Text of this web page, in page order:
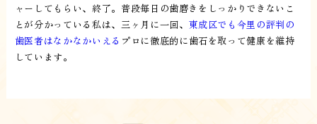
ャーしてもらい、終了。普段毎日の歯磨きをしっかりできないこ
とが分かっている私は、三ヶ月に一回、 東成区でも今里の評判の
歯医者はなかなかいえる プロに徹底的に歯石を取って健康を維持
しています。